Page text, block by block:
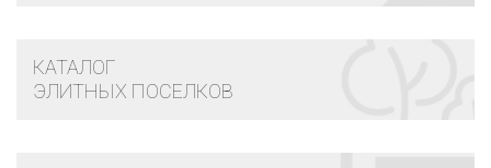
КАТАЛОГ
ЭЛИТНЫХ ПОСЕЛКОВ